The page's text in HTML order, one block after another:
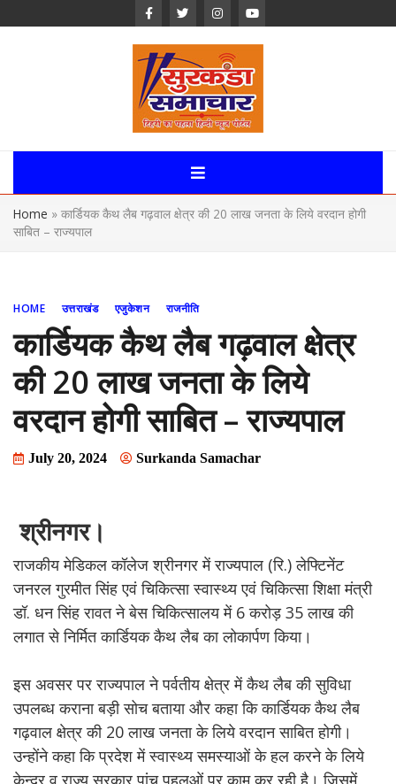
Surkanda
Samachar:
Uttarakhand,
News Portal
Home » कार्डियक कैथ लैब गढ़वाल क्षेत्र की 20 लाख जनता के लिये वरदान होगी
साबित – राज्यपाल
HOME उत्तराखंड एजुकेशन राजनीति
कार्डियक कैथ लैब गढ़वाल क्षेत्र
की 20 लाख जनता के लिये
वरदान होगी साबित – राज्यपाल
July 20, 2024 Surkanda Samachar
श्रीनगर।
राजकीय मेडिकल कॉलेज श्रीनगर में राज्यपाल (रि.) लेफ्टिनेंट
जनरल गुरमीत सिंह एवं चिकित्सा स्वास्थ्य एवं चिकित्सा शिक्षा मंत्री
डॉ. धन सिंह रावत ने बेस चिकित्सालय में 6 करोड़ 35 लाख की
लगात से निर्मित कार्डियक कैथ लैब का लोकार्पण किया।
इस अवसर पर राज्यपाल ने पर्वतीय क्षेत्र में कैथ लैब की सुविधा
उपलब्ध कराना बड़ी सोच बताया और कहा कि कार्डियक कैथ लैब
गढ़वाल क्षेत्र की 20 लाख जनता के लिये वरदान साबित होगी।
उन्होंने कहा कि प्रदेश में स्वास्थ्य समस्याओं के हल करने के लिये
केन्द्र व राज्य सरकार पांच पहलुओं पर काम कर रही है। जिसमें